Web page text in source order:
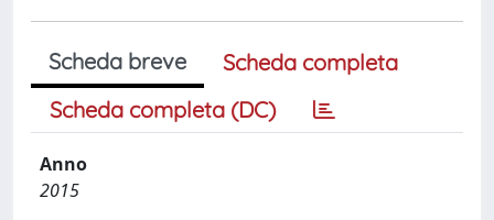
Scheda breve
Scheda completa
Scheda completa (DC)
Anno
2015